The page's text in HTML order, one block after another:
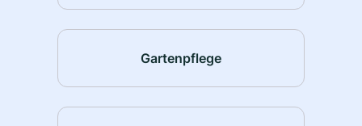
Gartenpflege